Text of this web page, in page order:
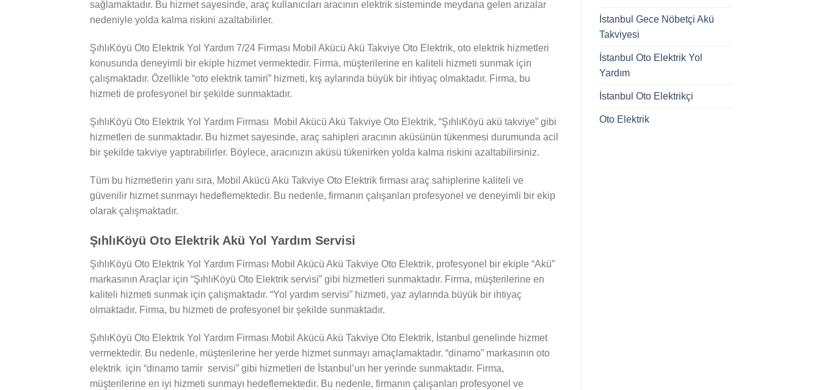
sağlamaktadır. Bu hizmet sayesinde, araç kullanıcıları aracının elektrik sisteminde meydana gelen arızalar
nedeniyle yolda kalma riskini azaltabilirler.
ŞıhlıKöyü Oto Elektrik Yol Yardım 7/24 Firması Mobil Akücü Akü Takviye Oto Elektrik, oto elektrik hizmetleri
konusunda deneyimli bir ekiple hizmet vermektedir. Firma, müşterilerine en kaliteli hizmeti sunmak için
çalışmaktadır. Özellikle “oto elektrik tamiri” hizmeti, kış aylarında büyük bir ihtiyaç olmaktadır. Firma, bu
hizmeti de profesyonel bir şekilde sunmaktadır.
ŞıhlıKöyü Oto Elektrik Yol Yardım Firması Mobil Akücü Akü Takviye Oto Elektrik, “ŞıhlıKöyü akü takviye” gibi
hizmetleri de sunmaktadır. Bu hizmet sayesinde, araç sahipleri aracının aküsünün tükenmesi durumunda acil
bir şekilde takviye yaptırabilirler. Böylece, aracınızın aküsü tükenirken yolda kalma riskini azaltabilirsiniz.
Tüm bu hizmetlerin yanı sıra, Mobil Akücü Akü Takviye Oto Elektrik firması araç sahiplerine kaliteli ve
güvenilir hizmet sunmayı hedeflemektedir. Bu nedenle, firmanın çalışanları profesyonel ve deneyimli bir ekip
olarak çalışmaktadır.
ŞıhlıKöyü Oto Elektrik Akü Yol Yardım Servisi
ŞıhlıKöyü Oto Elektrik Yol Yardım Firması Mobil Akücü Akü Takviye Oto Elektrik, profesyonel bir ekiple “Akü”
markasının Araçlar için “ŞıhlıKöyü Oto Elektrik servisi” gibi hizmetleri sunmaktadır. Firma, müşterilerine en
kaliteli hizmeti sunmak için çalışmaktadır. “Yol yardım servisi” hizmeti, yaz aylarında büyük bir ihtiyaç
olmaktadır. Firma, bu hizmeti de profesyonel bir şekilde sunmaktadır.
ŞıhlıKöyü Oto Elektrik Yol Yardım Firması Mobil Akücü Akü Takviye Oto Elektrik, İstanbul genelinde hizmet
vermektedir. Bu nedenle, müşterilerine her yerde hizmet sunmayı amaçlamaktadır. “dinamo” markasının oto
elektrik için “dinamo tamir servisi” gibi hizmetleri de İstanbul’un her yerinde sunmaktadır. Firma,
müşterilerine en iyi hizmeti sunmayı hedeflemektedir. Bu nedenle, firmanın çalışanları profesyonel ve
İstanbul Gece Nöbetçi Akü
Takviyesi
İstanbul Oto Elektrik Yol
Yardım
İstanbul Oto Elektrikçi
Oto Elektrik